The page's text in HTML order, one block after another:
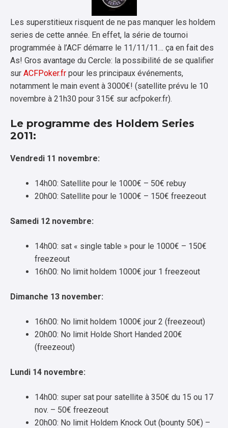
Les superstitieux risquent de ne pas manquer les holdem
series de cette année. En effet, la série de tournoi
programmée à l’ACF démarre le 11/11/11… ça en fait des
As! Gros avantage du Cercle: la possibilité de se qualifier
sur ACFPoker.fr pour les principaux événements,
notamment le main event à 3000€! (satellite prévu le 10
novembre à 21h30 pour 315€ sur acfpoker.fr).
Le programme des Holdem Series
2011:
Vendredi 11 novembre:
14h00: Satellite pour le 1000€ – 50€ rebuy
20h00: Satellite pour le 1000€ – 150€ freezeout
Samedi 12 novembre:
14h00: sat « single table » pour le 1000€ – 150€
freezeout
16h00: No limit holdem 1000€ jour 1 freezeout
Dimanche 13 november:
16h00: No limit holdem 1000€ jour 2 (freezeout)
20h00: No limit Holde Short Handed 200€
(freezeout)
Lundi 14 novembre:
14h00: super sat pour satellite à 350€ du 15 ou 17
nov. – 50€ freezeout
20h00: No limit Holdem Knock Out (bounty 50€) –